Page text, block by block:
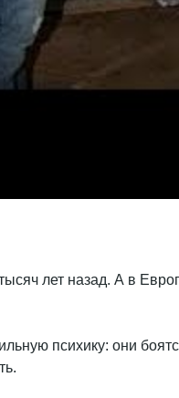
лет назад. А в
психику: они